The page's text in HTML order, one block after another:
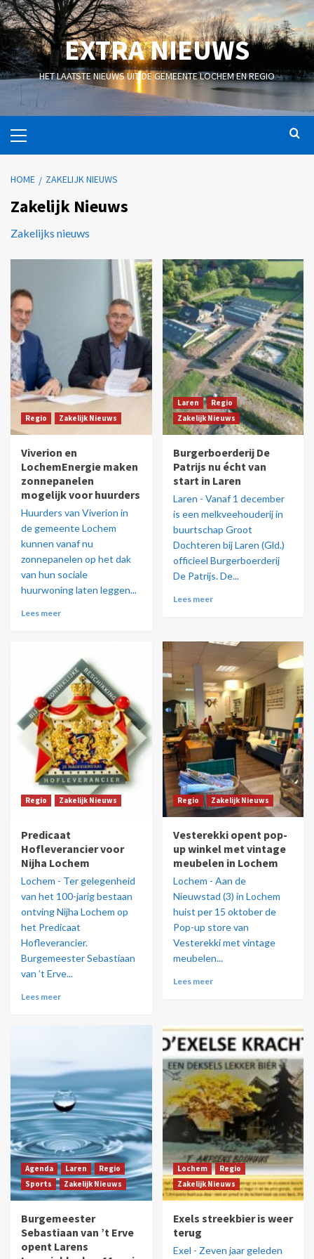
EXTRA NIEUWS
HET LAATSTE NIEUWS UIT DE GEMEENTE LOCHEM EN REGIO
HOME ZAKELIJK NIEUWS
Zakelijk Nieuws
Zakelijks nieuws
Regio Zakelijk Nieuws
Viverion en
LochemEnergie maken
zonnepanelen
mogelijk voor huurders
Huurders van Viverion in
de gemeente Lochem
kunnen vanaf nu
zonnepanelen op het dak
van hun sociale
huurwoning laten leggen...
Lees meer
Laren
Regio
Zakelijk Nieuws
Burgerboerderij De
Patrijs nu écht van
start in Laren
Laren - Vanaf 1 december
is een melkveehouderij in
buurtschap Groot
Dochteren bij Laren (Gld.)
officieel Burgerboerderij
De Patrijs. De...
Lees meer
Regio Zakelijk Nieuws
Predicaat
Hofleverancier voor
Nijha Lochem
Lochem - Ter gelegenheid
van het 100-jarig bestaan
ontving Nijha Lochem op
het Predicaat
Hofleverancier.
Burgemeester Sebastiaan
van ’t Erve...
Lees meer
Regio Zakelijk Nieuws
Vesterekki opent pop-
up winkel met vintage
meubelen in Lochem
Lochem - Aan de
Nieuwstad (3) in Lochem
huist per 15 oktober de
Pop-up store van
Vesterekki met vintage
meubelen...
Lees meer
Agenda Laren
Regio
Sports
Zakelijk Nieuws
Burgemeester
Sebastiaan van ’t Erve
opent Larens
Lochem
Regio
Zakelijk Nieuws
Exels streekbier is weer
terug
Exel - Zeven jaar geleden